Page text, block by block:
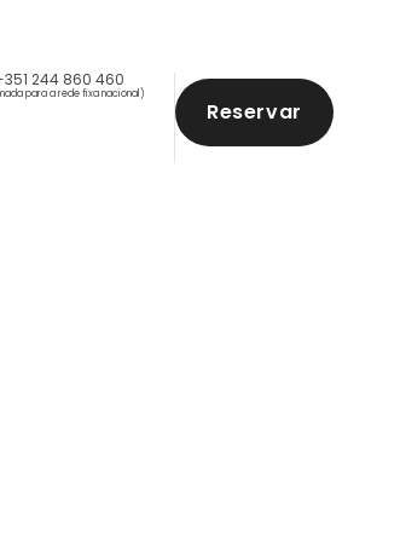
Reservar
244 860 460
para a rede fixa nacional)